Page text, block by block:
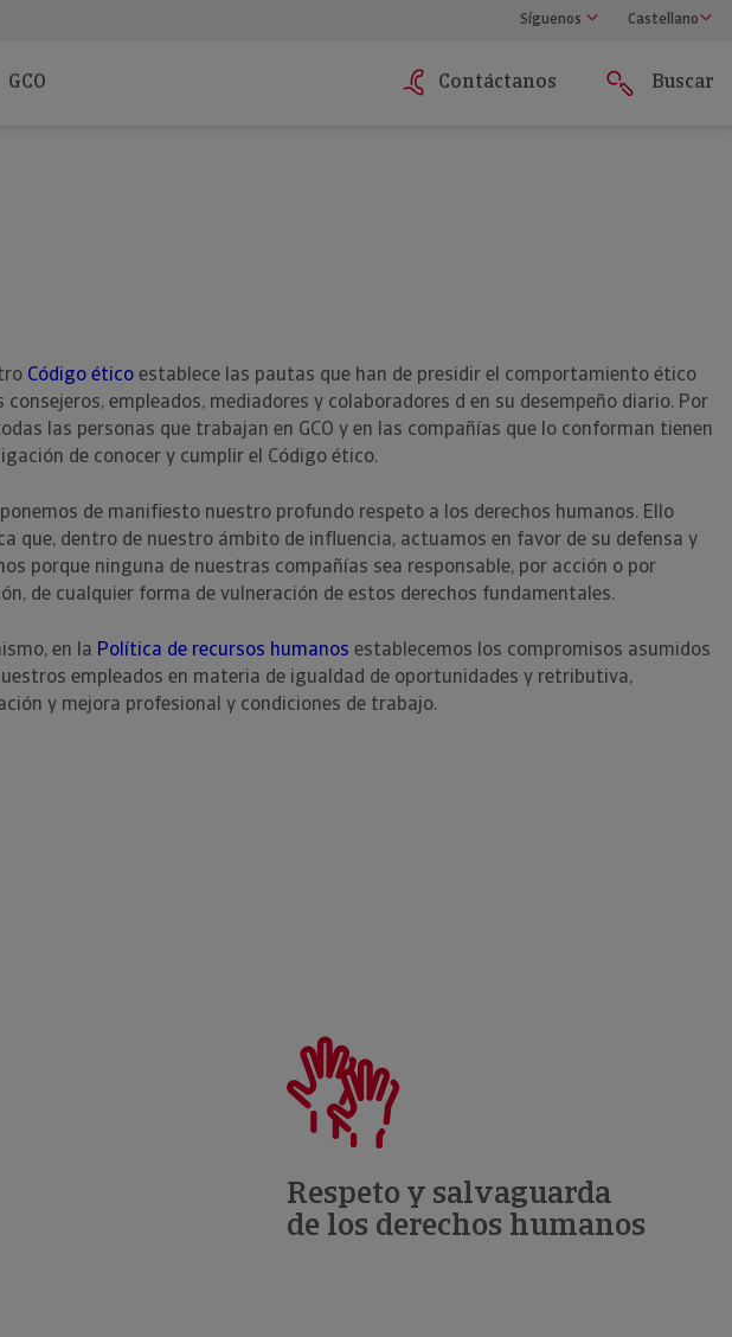
Síguenos Castellano
GCO Contáctanos Buscar
Código ético establece las pautas que han de presidir el comportamiento ético
consejeros, empleados, mediadores y colaboradores d en su desempeño diario. Por
las personas que trabajan en GCO y en las compañías que lo conforman tienen
de conocer y cumplir el Código ético.
ponemos de manifiesto nuestro profundo respeto a los derechos humanos. Ello
que, dentro de nuestro ámbito de influencia, actuamos en favor de su defensa y
porque ninguna de nuestras compañías sea responsable, por acción o por
de cualquier forma de vulneración de estos derechos fundamentales.
en la Política de recursos humanos establecemos los compromisos asumidos
empleados en materia de igualdad de oportunidades y retributiva,
y mejora profesional y condiciones de trabajo.
Respeto y salvaguarda
de los derechos humanos